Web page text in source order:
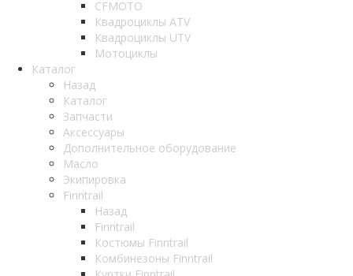
CFMOTO
Квадроциклы ATV
Квадроциклы UTV
Мотоциклы
Каталог
Назад
Каталог
Запчасти
Аксессуары
Дополнительное оборудование
Масло
Экипировка
Finntrail
Назад
Finntrail
Костюмы Finntrail
Комбинезоны Finntrail